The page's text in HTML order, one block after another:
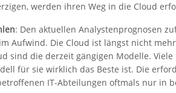
werden ihren Weg in die Cloud
: Den aktuellen Analystenprognosen
Aufwind. Die Cloud ist längst nicht
sind die derzeit gängigen Modelle.
für sie wirklich das Beste ist. Die
IT-Abteilungen oftmals nur in